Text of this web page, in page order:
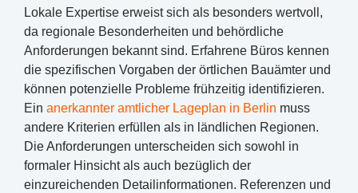
Lokale Expertise erweist sich als besonders wertvoll,
da regionale Besonderheiten und behördliche
Anforderungen bekannt sind. Erfahrene Büros kennen
die spezifischen Vorgaben der örtlichen Bauämter und
können potenzielle Probleme frühzeitig identifizieren.
Ein anerkannter amtlicher Lageplan in Berlin muss
andere Kriterien erfüllen als in ländlichen Regionen.
Die Anforderungen unterscheiden sich sowohl in
formaler Hinsicht als auch bezüglich der
einzureichenden Detailinformationen. Referenzen und